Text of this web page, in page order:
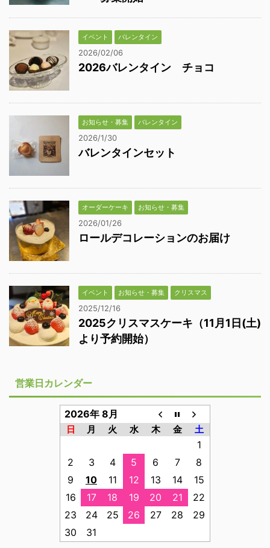
イベント バレンタイン
2026/02/06
2026バレンタイン チョコ
お知らせ・募集 バレンタイン
2026/1/30
バレンタインセット
オーダーケーキ お知らせ・募集
2026/01/26
ロールデコレーションのお届け
イベント お知らせ・募集 クリスマス
2025/12/16
2025クリスマスケーキ（11月1日(土)
より予約開始）
営業日カレンダー
2026年 8月
日 月 火 水 木 金 土
1
2
3 4 5 6 7
8
9
10 11 12 13 14
15
16
17 18 19 20 21
22
23
24 25 26 27 28
29
30
31